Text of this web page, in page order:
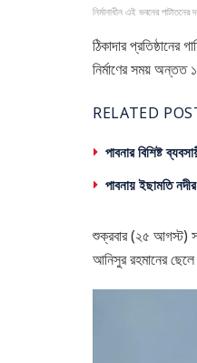
নির্মানাধীন এই ভবনের
ঠিকাদার
নির্মাণের সময় অন্তত
RELATED
পাবনার বিশিষ্ট
পাবনায় ইছামতি
শুক্রবার (২৫ আগস্ট)
আনিসুর রহমানের